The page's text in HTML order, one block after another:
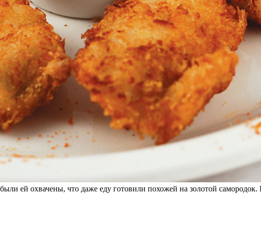
ей охвачены, что даже еду готовили похожей на золотой самородок.